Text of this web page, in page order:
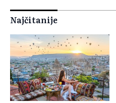
Najčitanije